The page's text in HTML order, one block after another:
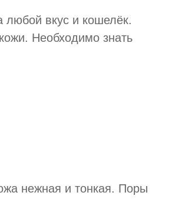
любой вкус и кошелёк.
Необходимо знать
нежная и тонкая. Поры